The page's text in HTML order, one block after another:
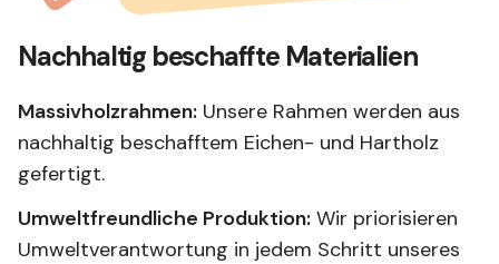
Nachhaltig beschaffte Materialien
Massivholzrahmen: Unsere Rahmen werden aus
nachhaltig beschafftem Eichen- und Hartholz
gefertigt.
Umweltfreundliche Produktion: Wir priorisieren
Umweltverantwortung in jedem Schritt unseres